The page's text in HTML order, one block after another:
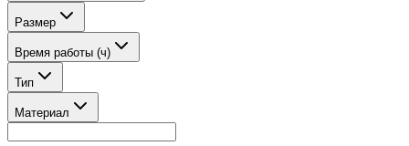
Размер
Время работы (ч)
Тип
Материал